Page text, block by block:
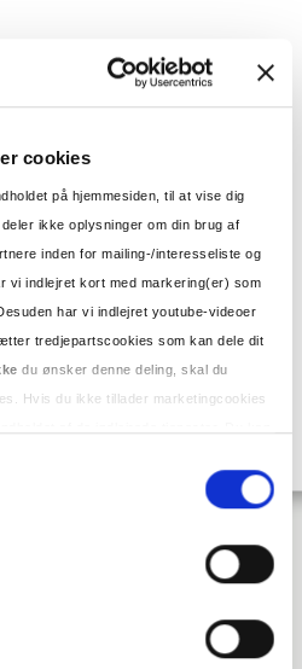
cookies
på hjemmesiden, til at vise dig
ikke oplysninger om din brug af
inden for mailing-/interesseliste og
vi indlejret kort med markering(er) som
har vi indlejret youtube-videoer
tredjepartscookies som kan dele dit
du ønsker denne deling, skal du
Hvis du ikke tillader marketingcookies